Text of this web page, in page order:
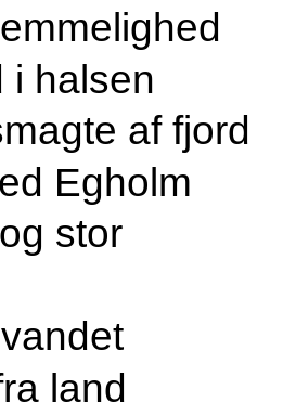
i halsen
af fjord
Egholm
stor
land